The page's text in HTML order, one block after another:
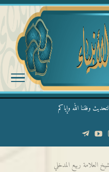
وفقنا الله وإياكم
ليس عندنا تقديس الأشخاص
العلامة ربيع المدخلي